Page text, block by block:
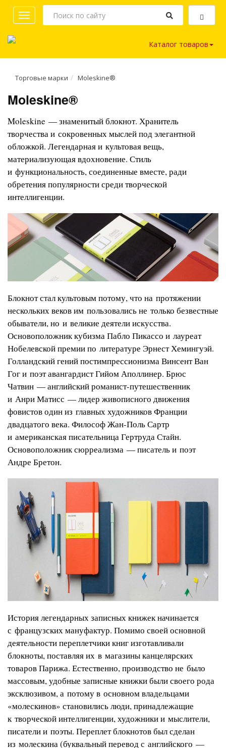
Toggle
navigation
Каталог товаров
Торговые марки Moleskine®
Moleskine®
Moleskine — знаменитый блокнот. Хранитель
творчества и сокровенных мыслей под элегантной
обложкой. Легендарная и культовая вещь,
материализующая вдохновение. Стиль
и функциональность, соединенные вместе, ради
обретения популярности среди творческой
интеллигенции.
Блокнот стал культовым потому, что на протяжении
нескольких веков им пользовались не только безвестные
обыватели, но и великие деятели искусства.
Основоположник кубизма Пабло Пикассо и лауреат
Нобелевской премии по литературе Эрнест Хемингуэй.
Голландский гений постимпрессионизма Винсент Ван
Гог и поэт авангардист Гийом Аполлинер. Брюс
Чатвин — английский романист-путешественник
и Анри Матисс — лидер живописного движения
фовистов один из главных художников Франции
двадцатого века. Философ Жан-Поль Сартр
и американская писательница Гертруда Стайн.
Основоположник сюрреализма — писатель и поэт
Андре Бретон.
История легендарных записных книжек начинается
с французских мануфактур. Помимо своей основной
деятельности переплетчики книг изготавливали
блокноты, поставляя их в магазины канцелярских
товаров Парижа. Естественно, производство не было
массовым, удобные записные книжки были своего рода
эксклюзивом, а потому в основном владельцами
«молескинов» становились люди, принадлежащие
к творческой интеллигенции, художники и мыслители,
писатели и поэты. Переплет блокнотов был сделан
из молескина (буквальный перевод с английского —